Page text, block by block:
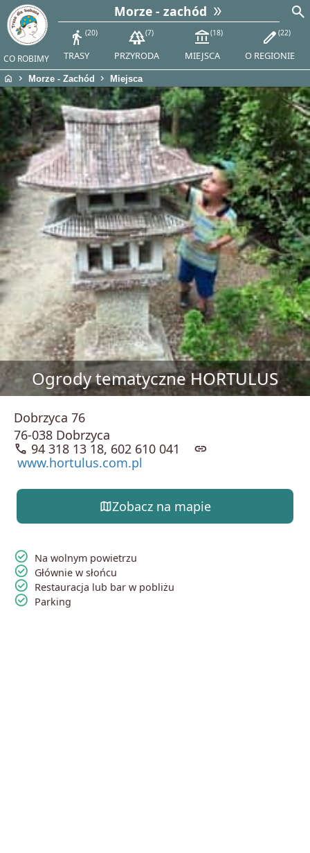
CO ROBIMY
Morze - zachód
directions_walk 20
TRASY
forest 7
PRZYRODA
account_balance 18
MIEJSCA
edit 22
O REGIONIE
search
home chevron_right Morze - Zachód chevron_right Miejsca
Ogrody tematyczne HORTULUS
Dobrzyca 76
76-038 Dobrzyca
call 94 318 13 18, 602 610 041
link
www.hortulus.com.pl
mapZobacz na mapie
check_circle Na wolnym powietrzu
check_circle Głównie w słońcu
check_circle Restauracja lub bar w pobliżu
check_circle Parking